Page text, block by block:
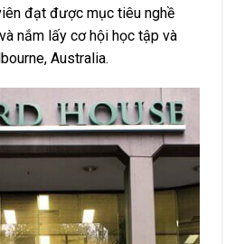
đạt được mục tiêu nghề
nắm lấy cơ hội học tập và
Australia.